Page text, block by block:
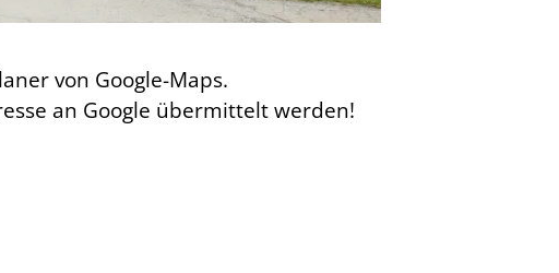
von Google-Maps.
an Google übermittelt werden!